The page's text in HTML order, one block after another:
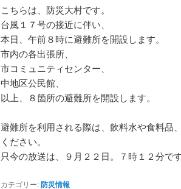
こちらは、防災大村です。
台風１７号の接近に伴い、
本日、午前８時に避難所を開設します。
市内の各出張所、
市コミュニティセンター、
中地区公民館、
以上、８箇所の避難所を開設します。
避難所を利用される際は、飲料水や食料品
ください。
只今の放送は、９月２２日。７時１２分です
カテゴリー:防災情報